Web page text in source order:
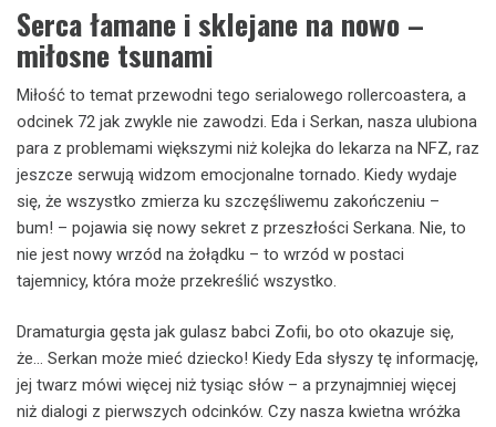
Serca łamane i sklejane na nowo –
miłosne tsunami
Miłość to temat przewodni tego serialowego rollercoastera, a
odcinek 72 jak zwykle nie zawodzi. Eda i Serkan, nasza ulubiona
para z problemami większymi niż kolejka do lekarza na NFZ, raz
jeszcze serwują widzom emocjonalne tornado. Kiedy wydaje
się, że wszystko zmierza ku szczęśliwemu zakończeniu –
bum! – pojawia się nowy sekret z przeszłości Serkana. Nie, to
nie jest nowy wrzód na żołądku – to wrzód w postaci
tajemnicy, która może przekreślić wszystko.
Dramaturgia gęsta jak gulasz babci Zofii, bo oto okazuje się,
że… Serkan może mieć dziecko! Kiedy Eda słyszy tę informację,
jej twarz mówi więcej niż tysiąc słów – a przynajmniej więcej
niż dialogi z pierwszych odcinków. Czy nasza kwietna wróżka